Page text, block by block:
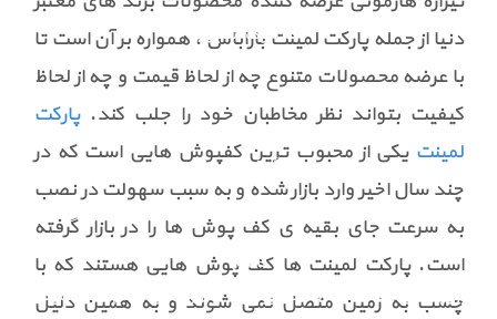
کاتالوگ آنلاین
پارکت لمینت
مربعی
رنگ تیره رنگ روشن
گالری
پروژه های انجام شده کاغذ دیواری پروژه های انجام شده لمینت
دنیا از جمله پارکت لمینت باراباس ، همواره بر آن است تا
با عرضه محصولات متنوع چه از لحاظ قیمت و چه از لحاظ
کیفیت بتواند نظر مخاطبان خود را جلب کند.پارکت
لمینت یکی از محبوب ترین کفپوش هایی است که در
چند سال اخیر وارد بازار شده و به سبب سهولت در نصب
به سرعت جای بقیه ی کف پوش ها را در بازار گرفته
است. پارکت لمینت ها کف پوش هایی هستند که با
چسب به زمین متصل نمی شوند و به همین دلیل